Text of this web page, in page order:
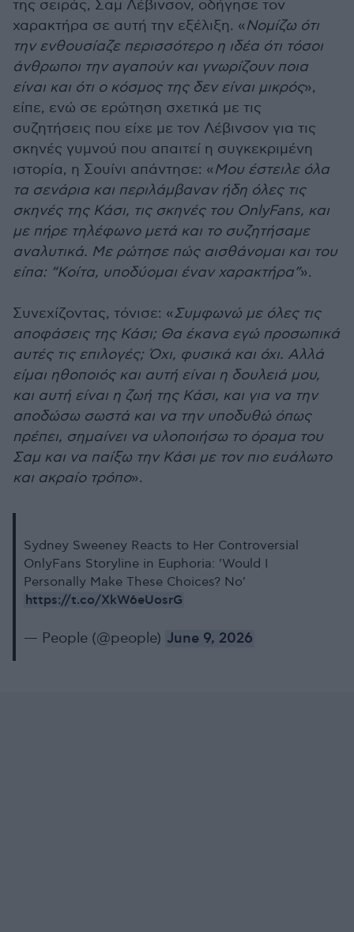
της σειράς, Σαμ Λέβινσον, οδήγησε τον
χαρακτήρα σε αυτή την εξέλιξη. «Νομίζω ότι
την ενθουσίαζε περισσότερο η ιδέα ότι τόσοι
άνθρωποι την αγαπούν και γνωρίζουν ποια
είναι και ότι ο κόσμος της δεν είναι μικρός»,
είπε, ενώ σε ερώτηση σχετικά με τις
συζητήσεις που είχε με τον Λέβινσον για τις
σκηνές γυμνού που απαιτεί η συγκεκριμένη
ιστορία, η Σουίνι απάντησε: «Μου έστειλε όλα
τα σενάρια και περιλάμβαναν ήδη όλες τις
σκηνές της Κάσι, τις σκηνές του OnlyFans, και
με πήρε τηλέφωνο μετά και το συζητήσαμε
αναλυτικά. Με ρώτησε πώς αισθάνομαι και του
είπα: “Κοίτα, υποδύομαι έναν χαρακτήρα”».
Συνεχίζοντας, τόνισε: «Συμφωνώ με όλες τις
αποφάσεις της Κάσι; Θα έκανα εγώ προσωπικά
αυτές τις επιλογές; Όχι, φυσικά και όχι. Αλλά
είμαι ηθοποιός και αυτή είναι η δουλειά μου,
και αυτή είναι η ζωή της Κάσι, και για να την
αποδώσω σωστά και να την υποδυθώ όπως
πρέπει, σημαίνει να υλοποιήσω το όραμα του
Σαμ και να παίξω την Κάσι με τον πιο ευάλωτο
και ακραίο τρόπο».
Sydney Sweeney Reacts to Her Controversial
OnlyFans Storyline in Euphoria: 'Would I
Personally Make These Choices? No'
https://t.co/XkW6eUosrG
— People (@people) June 9, 2026